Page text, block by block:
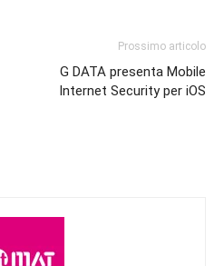
Prossimo articolo
G DATA presenta Mobile
Internet Security per iOS